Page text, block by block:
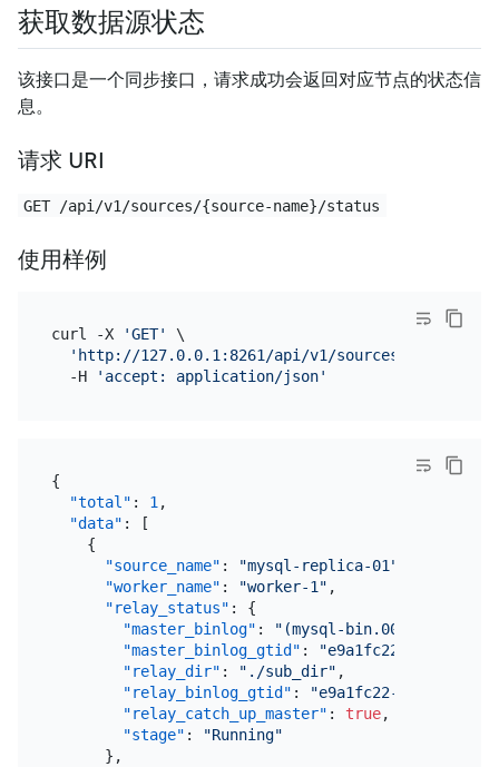
获取数据源状态
该接口是一个同步接口，请求成功会返回对应节点的状态信
息。
请求 URI
GET /api/v1/sources/{source-name}/status
使用样例
curl -X 'GET'
\
'http://127.0.0.1:8261/api/v1/sources/mysql-
  -H
'accept: application/json'
{
"total" : 1,
"data" :
[
{
"source_name" : "mysql-replica-01"
"worker_name" : "worker-1" ,
"relay_status" :
{
"master_binlog" :
"(mysql-bin.000001,
"master_binlog_gtid" :
"e9a1fc22-ec08-
"relay_dir" : "./sub_dir" ,
"relay_binlog_gtid" :
"e9a1fc22-ec08-11e9-
"relay_catch_up_master" : true,
"stage" :
"Running"
} ,